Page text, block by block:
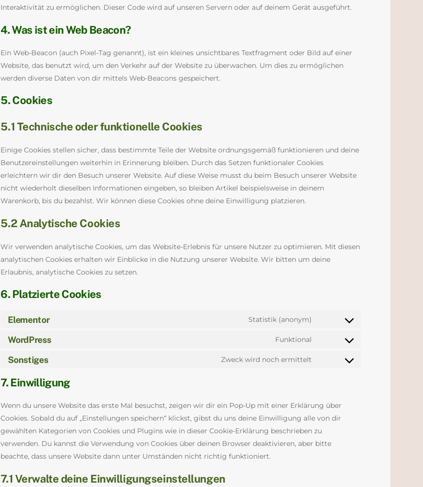
Interaktivität zu ermöglichen. Dieser Code wird auf unseren Servern oder auf deinem Gerät ausgeführt.
4. Was ist ein Web Beacon?
Ein Web-Beacon (auch Pixel-Tag genannt), ist ein kleines unsichtbares Textfragment oder Bild auf einer
Website, das benutzt wird, um den Verkehr auf der Website zu überwachen. Um dies zu ermöglichen
werden diverse Daten von dir mittels Web-Beacons gespeichert.
5. Cookies
5.1 Technische oder funktionelle Cookies
Einige Cookies stellen sicher, dass bestimmte Teile der Website ordnungsgemäß funktionieren und deine
Benutzereinstellungen weiterhin in Erinnerung bleiben. Durch das Setzen funktionaler Cookies
erleichtern wir dir den Besuch unserer Website. Auf diese Weise musst du beim Besuch unserer Website
nicht wiederholt dieselben Informationen eingeben, so bleiben Artikel beispielsweise in deinem
Warenkorb, bis du bezahlst. Wir können diese Cookies ohne deine Einwilligung platzieren.
5.2 Analytische Cookies
Wir verwenden analytische Cookies, um das Website-Erlebnis für unsere Nutzer zu optimieren. Mit diesen
analytischen Cookies erhalten wir Einblicke in die Nutzung unserer Website. Wir bitten um deine
Erlaubnis, analytische Cookies zu setzen.
6. Platzierte Cookies
Elementor Statistik (anonym)
elementor
WordPress Funktional
Sonstiges Zweck wird noch ermittelt
sonstiges
7. Einwilligung
Wenn du unsere Website das erste Mal besuchst, zeigen wir dir ein Pop-Up mit einer Erklärung über
Cookies. Sobald du auf „Einstellungen speichern“ klickst, gibst du uns deine Einwilligung alle von dir
gewählten Kategorien von Cookies und Plugins wie in dieser Cookie-Erklärung beschrieben zu
verwenden. Du kannst die Verwendung von Cookies über deinen Browser deaktivieren, aber bitte
beachte, dass unsere Website dann unter Umständen nicht richtig funktioniert.
7.1 Verwalte deine Einwilligungseinstellungen